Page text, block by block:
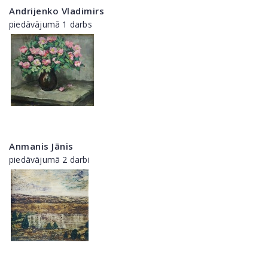
Andrijenko Vladimirs
piedāvājumā 1 darbs
Anmanis Jānis
piedāvājumā 2 darbi